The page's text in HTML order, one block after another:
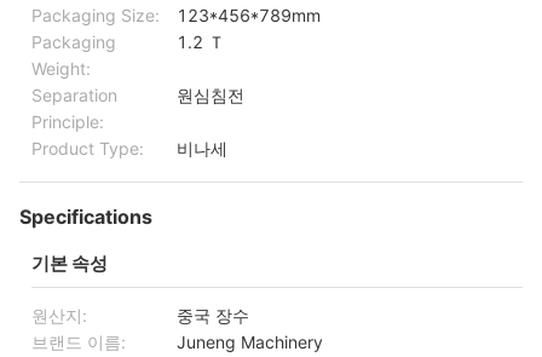
Packaging Size:
123*456*789mm
Packaging
Weight:
1.2 Ｔ
Separation
Principle:
원심침전
Product Type: 비나세
Specifications
기본 속성
원산지:
중국 장수
브랜드 이름:
Juneng Machinery